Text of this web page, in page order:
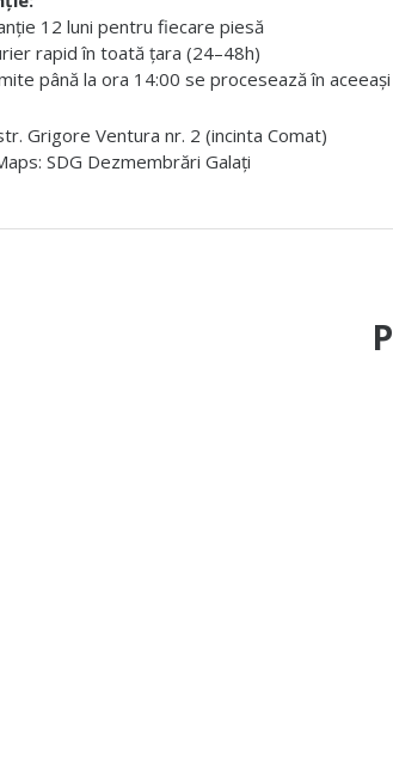
12 luni pentru fiecare piesă
rapid în toată țara (24–48h)
până la ora 14:00 se procesează în aceeași
Grigore Ventura nr. 2 (incinta Comat)
SDG Dezmembrări Galați